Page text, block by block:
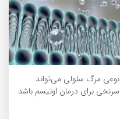
نوعی مرگ سلولی می‌تواند
سرنخی برای درمان اوتیسم باشد